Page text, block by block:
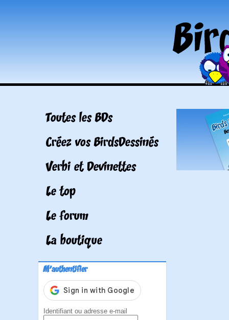
Toutes les BDs
Créez vos BirdsDessinés
Verbi et Devinettes
Le top
Le forum
La boutique
M'authentifier
Identifiant ou adresse e-mail